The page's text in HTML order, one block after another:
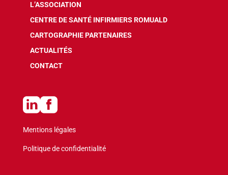
L’ASSOCIATION
CENTRE DE SANTÉ INFIRMIERS ROMUALD
CARTOGRAPHIE PARTENAIRES
ACTUALITÉS
CONTACT
Mentions légales
Politique de confidentialité